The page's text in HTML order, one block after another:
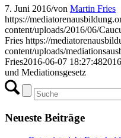
7. Juni 2016/von Martin Fries
https://
content/uploads/2016/06/
Fries https://
content/uploads/
Fries2016-06-07 18:27:48
und Mediationsgesetz
Neueste Beiträge